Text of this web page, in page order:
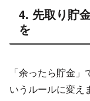
4. 先取り貯
を
「余ったら貯金」
いうルールに変え